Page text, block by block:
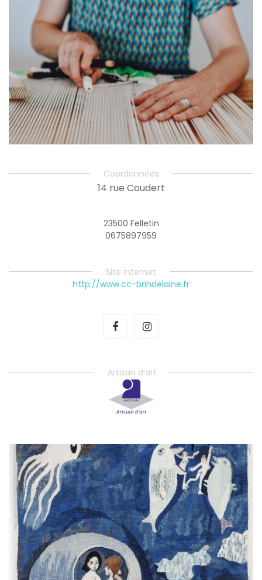
Coordonnées
14 rue Coudert
23500 Felletin
0675897959
Site internet
http://www.cc-brindelaine.fr
Artisan d’art